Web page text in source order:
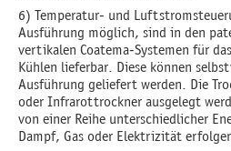
6) Temperatur- und
Ausführung möglich, sind in den
vertikalen Coatema-Systemen für
Kühlen lieferbar. Diese können
Ausführung geliefert werden. Die
oder Infrarottrockner ausgelegt
von einer Reihe unterschiedlicher
Dampf, Gas oder Elektrizität